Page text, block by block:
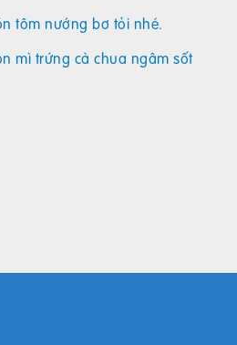
tôm nướng bơ tỏi nhé.
mì trứng cà chua ngâm sốt